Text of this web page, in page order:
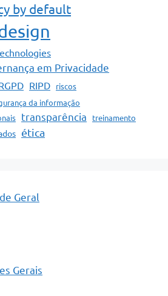
by default
em Privacidade
RIPD riscos
da informação
transparência treinamento
ética
Geral
Gerais